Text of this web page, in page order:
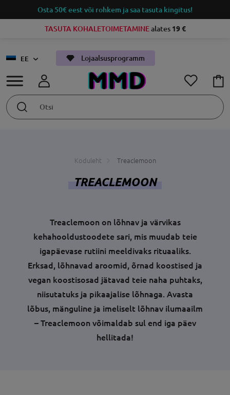
Osta 50€ eest või rohkem ja saa tasuta kingitus!
TASUTA KOHALETOIMETAMINEalates 19 €
Lojaalsusprogramm
EE
Koduleht Treaclemoon
TREACLEMOON
Treaclemoon on lõhnav ja värvikas
kehahooldustoodete sari, mis muudab teie
igapäevase rutiini meeldivaks rituaaliks.
Erksad, lõhnavad aroomid, õrnad koostised ja
vegan koostisosad jätavad teie naha puhtaks,
niisutatuks ja pikaajalise lõhnaga. Avasta
lõbus, mänguline ja imeliselt lõhnav ilumaailm
– Treaclemoon võimaldab sul end iga päev
hellitada!